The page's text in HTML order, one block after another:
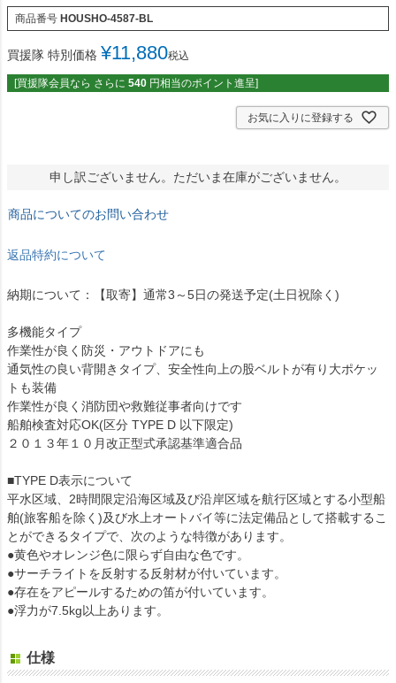
商品番号 HOUSHO-4587-BL
買援隊 特別価格 ¥11,880税込
[買援隊会員なら さらに 540 円相当のポイント進呈]
お気に入りに登録する
申し訳ございません。ただいま在庫がございません。
商品についてのお問い合わせ
返品特約について
納期について：【取寄】通常3～5日の発送予定(土日祝除く)
多機能タイプ
作業性が良く防災・アウトドアにも
通気性の良い背開きタイプ、安全性向上の股ベルトが有り大ポケッ
トも装備
作業性が良く消防団や救難従事者向けです
船舶検査対応OK(区分 TYPE D 以下限定)
２０１３年１０月改正型式承認基準適合品
■TYPE D表示について
平水区域、2時間限定沿海区域及び沿岸区域を航行区域とする小型船
舶(旅客船を除く)及び水上オートバイ等に法定備品として搭載するこ
とができるタイプで、次のような特徴があります。
●黄色やオレンジ色に限らず自由な色です。
●サーチライトを反射する反射材が付いています。
●存在をアピールするための笛が付いています。
●浮力が7.5kg以上あります。
仕様